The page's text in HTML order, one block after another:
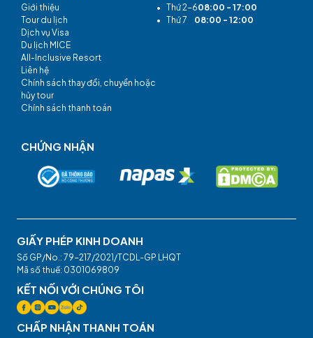
Giới thiệu
Tour du lịch
Dịch vụ Visa
Du lịch MICE
All-Inclusive Resort
Liên hệ
Chính sách thay đổi, chuyển hoặc
hủy tour
Chính sách thanh toán
• Thứ 2-608:00 - 17:00
• Thứ 7 08:00 - 12:00
CHỨNG NHẬN
GIẤY PHÉP KINH DOANH
Số GP/No.: 79-217/2021/TCDL-GP LHQT
Mã số thuế: 0301069809
KẾT NỐI VỚI CHÚNG TÔI
CHẤP NHẬN THANH TOÁN